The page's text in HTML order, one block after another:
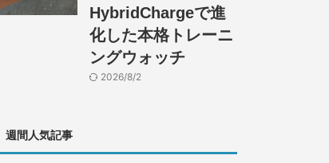
HybridChargeで進
化した本格トレーニ
ングウォッチ
2026/8/2
週間人気記事